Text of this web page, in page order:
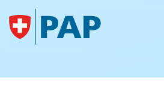
Skip to main content